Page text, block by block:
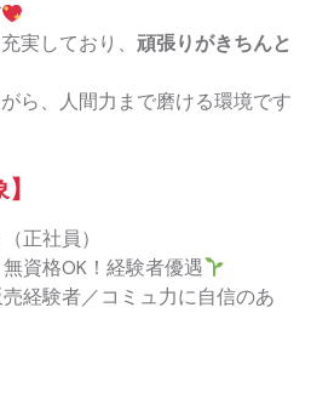
実しており、 頑張りがきちんと
ら、人間力まで磨ける環境です
正社員）
資格OK！経験者優遇
経験者／コミュ力に自信のあ